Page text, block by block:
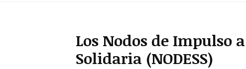
Los Nodos de Impulso
Solidaria (NODESS)